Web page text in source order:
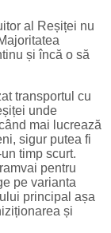
al Reșiței nu
și încă o să
transportul cu
unde
mai lucrează
sigur putea fi
timp scurt.
pentru
pe varianta
principal așa
și